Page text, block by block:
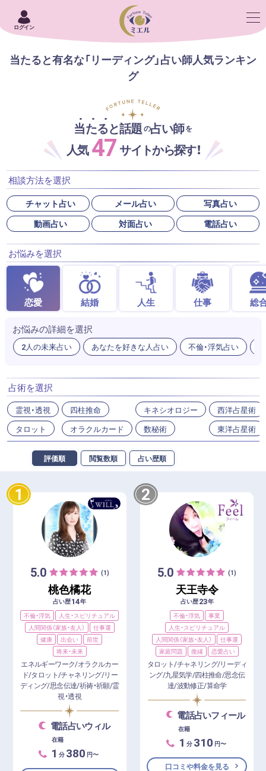
ログイン
当たると有名な「リーディング」占い師人気ランキン
グ
当たると話題の占い師を
人気47サイトから探す！
相談方法を選択
チャット占い メール占い
写真占い
動画占い
対面占い 電話占い
お悩みを選択
恋愛 結婚 人生 仕事 総
お悩みの詳細を選択
2人の未来占い あなたを好きな人占い 不倫・浮気占い
占術を選択
霊視・透視
タロット
四柱推命
オラクルカード
キネシオロジー
数秘術
西洋占星術
東洋占星術
評価順 閲覧数順 占い歴順
1
5.0 (1)
桃色橘花
占い歴14年
不倫・浮気
人生・スピリチュアル
人間関係（家族・友人）
仕事運
健康
出会い
前世
将来・未来
エネルギーワーク/オラクルカー
ド/タロット/チャネリング/リー
ディング/思念伝達/祈祷・祈願/霊
視・透視
電話占いウィル
在籍
1 分 380 円〜
2
5.0 (1)
天王寺令
占い歴23年
不倫・浮気
事業
人生・スピリチュアル
人間関係（家族・友人）
仕事運
家庭問題
復縁 恋愛占い
タロット/チャネリング/リーディ
ング/九星気学/四柱推命/思念伝
達/波動修正/算命学
電話占いフィール
在籍
1 分 310 円〜
口コミや料金を見る